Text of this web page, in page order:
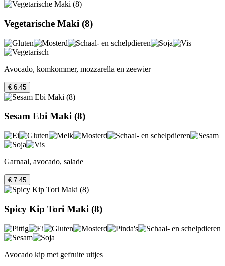
Vegetarische Maki (8)
Avocado, komkommer, mozzarella en zeewier
€ 6.45
Sesam Ebi Maki (8)
Garnaal, avocado, salade
€ 7.45
Spicy Kip Tori Maki (8)
Avocado kip met gefruite uitjes